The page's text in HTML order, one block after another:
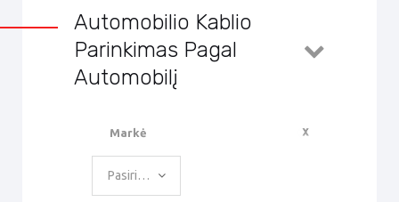
Automobilio Kablio
Parinkimas Pagal
Automobilį
Markė
Pasirinkite reikšmę